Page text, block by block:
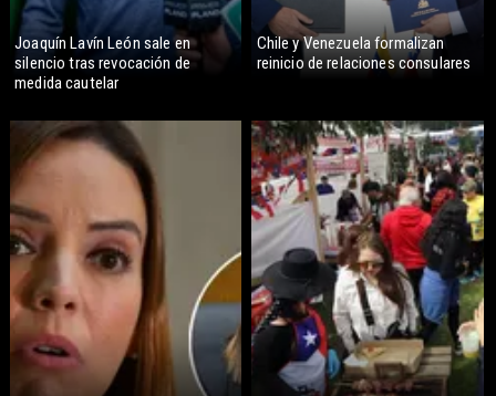
Joaquín Lavín León sale en
silencio tras revocación de
medida cautelar
Chile y Venezuela formalizan
reinicio de relaciones consulares